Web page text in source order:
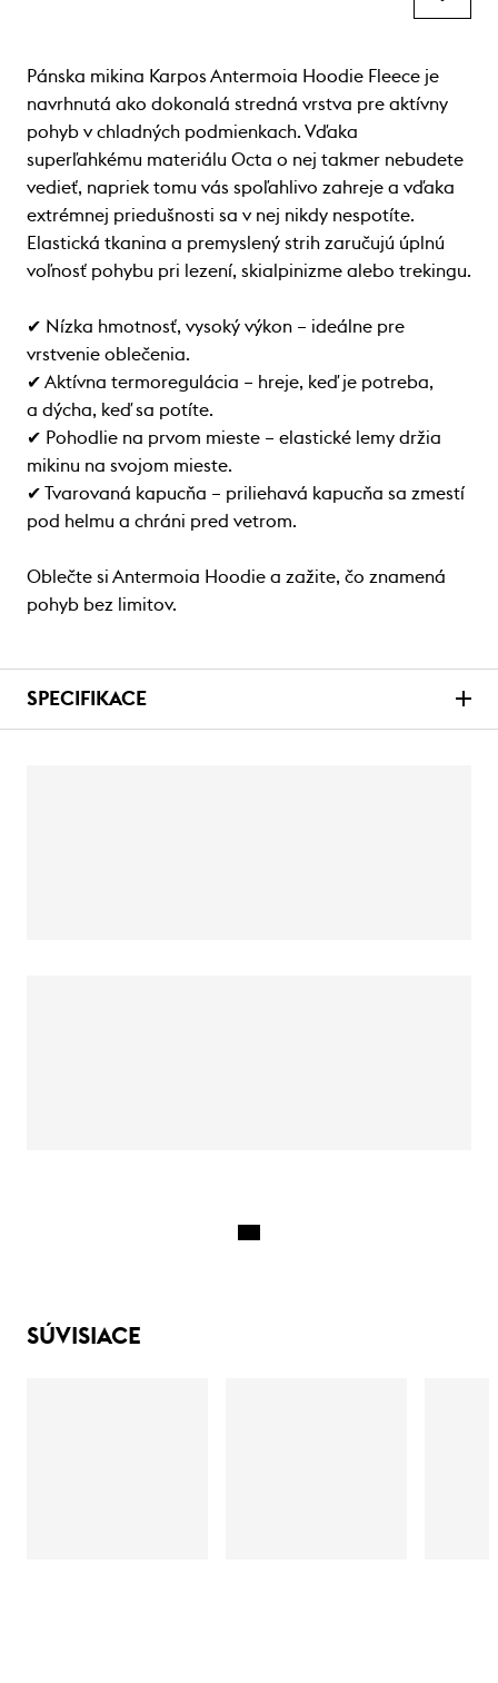
Pánska mikina Karpos Antermoia Hoodie Fleece je
navrhnutá ako dokonalá stredná vrstva pre aktívny
pohyb v chladných podmienkach. Vďaka
superľahkému materiálu Octa o nej takmer nebudete
vedieť, napriek tomu vás spoľahlivo zahreje a vďaka
extrémnej priedušnosti sa v nej nikdy nespotíte.
Elastická tkanina a premyslený strih zaručujú úplnú
voľnosť pohybu pri lezení, skialpinizme alebo trekingu.
✔ Nízka hmotnosť, vysoký výkon – ideálne pre
vrstvenie oblečenia.
✔ Aktívna termoregulácia – hreje, keď je potreba,
a dýcha, keď sa potíte.
✔ Pohodlie na prvom mieste – elastické lemy držia
mikinu na svojom mieste.
✔ Tvarovaná kapucňa – priliehavá kapucňa sa zmestí
pod helmu a chráni pred vetrom.
Oblečte si Antermoia Hoodie a zažite, čo znamená
pohyb bez limitov.
SPECIFIKACE
SÚVISIACE